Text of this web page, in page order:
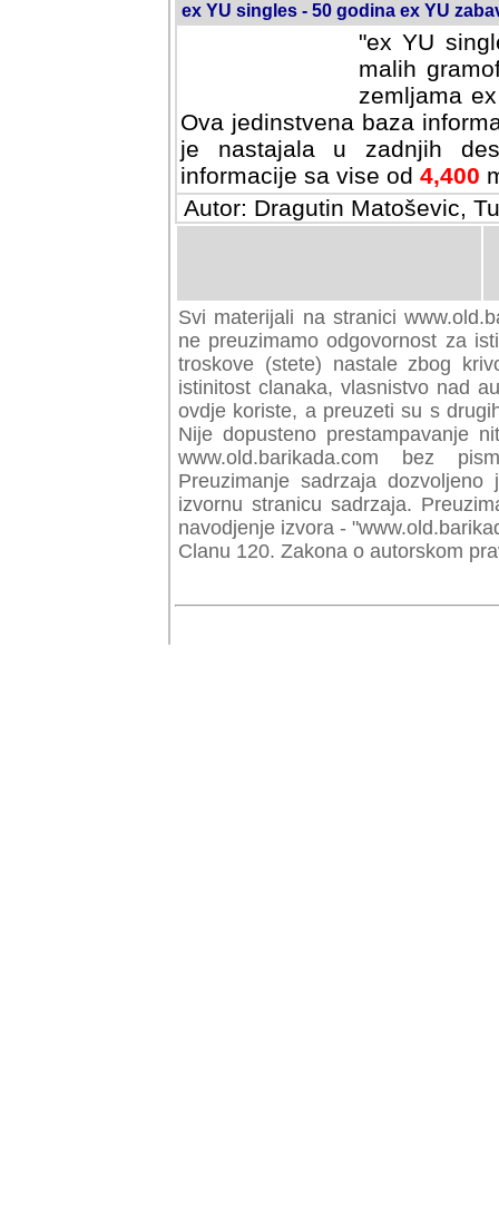
ex YU singles - 50 godina ex YU
"ex YU
malih
zemljama
Ova jedinstvena baza
je nastajala u zadnjih
informacije sa vise od 4,400
Autor: Dragutin Matoševic,
Svi materijali na stranici
preuzimamo odgovornost za
troskove (stete) nastale zbog
istinitost clanaka, vlasnistvo nad
ovdje koriste, a preuzeti su s
Nije dopusteno prestampavanje
www.old.barikada.com bez
Preuzimanje sadrzaja
izvornu stranicu sadrzaja.
navodjenje izvora -
Clanu 120. Zakona o autorskom